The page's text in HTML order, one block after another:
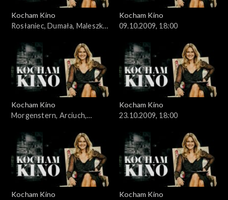
Kocham Kino
Rosłaniec, Dumała, Maleszka,
Kocham Kino
09.10.2009, 18:00
Kocham Kino
Morgenstern, Arciuch,
Kocham Kino
23.10.2009, 18:00
Kocham Kino
Kocham Kino